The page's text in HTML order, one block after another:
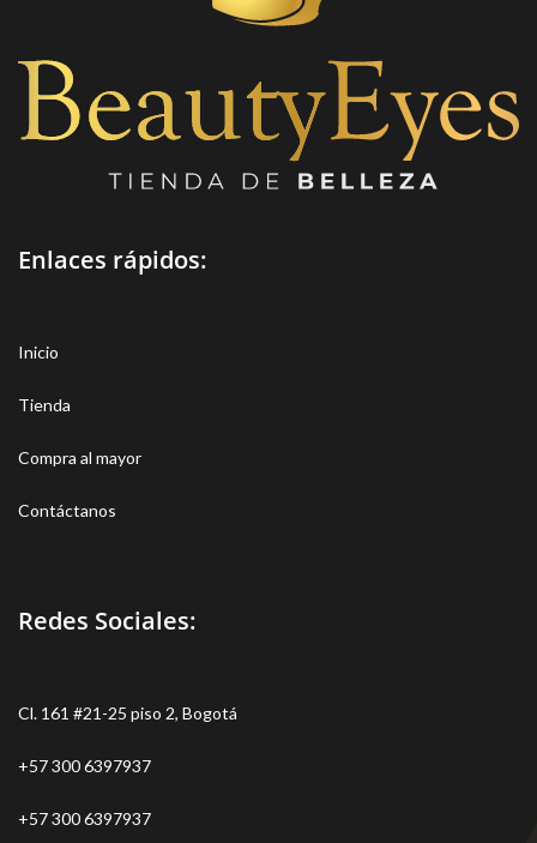
Enlaces rápidos:
Inicio
Tienda
Compra al mayor
Contáctanos
Redes Sociales:
Cl. 161 #21-25 piso 2, Bogotá
+57 300 6397937
+57 300 6397937